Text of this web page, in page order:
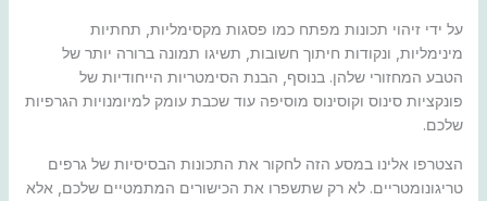
על ידי זיהוי תכונות מפתח כמו פסגות מקסימליות, תחתיות
מינימליות, ונקודות חיתוך חשובות, תשיגו תמונה ברורה יותר של
הטבע המחזורי שלהן. בנוסף, הבנת הסימטריות הייחודיות של
פונקציות סינוס וקוסינוס מוסיפה עוד שכבת עומק למיומנויות הגרפיות
שלכם.
הצטרפו אלינו במסע הזה לחקור את התכונות הבסיסיות של גרפים
טריגונומטריים. לא רק שתשפרו את הכישורים המתמטיים שלכם, אלא